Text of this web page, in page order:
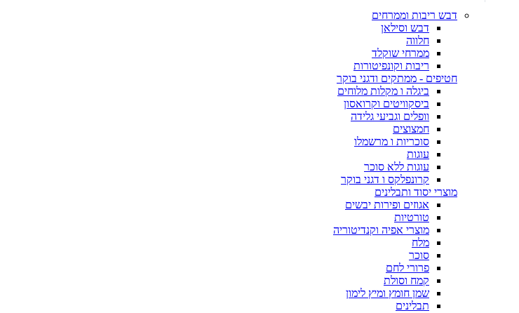
דבש ריבות וממרחים
דבש וסילאן
חלווה
ממרחי שוקלד
ריבות וקונפיטורות
חטיפים - ממתקים ודגני בוקר
ביגלה ו מקלות מלוחים
ביסקוויטים וקרואסון
וופלים וגביעי גלידה
חמצוצים
סוכריות ו מרשמלו
עוגות
עוגות ללא סוכר
קרונפלקס ו דגני בוקר
מוצרי יסוד ותבלינים
אגוזים ופירות יבשים
טורטיות
מוצרי אפיה וקנדיטוריה
מלח
סוכר
פרורי לחם
קמח וסולת
שמן חומץ ומיץ לימון
תבלינים